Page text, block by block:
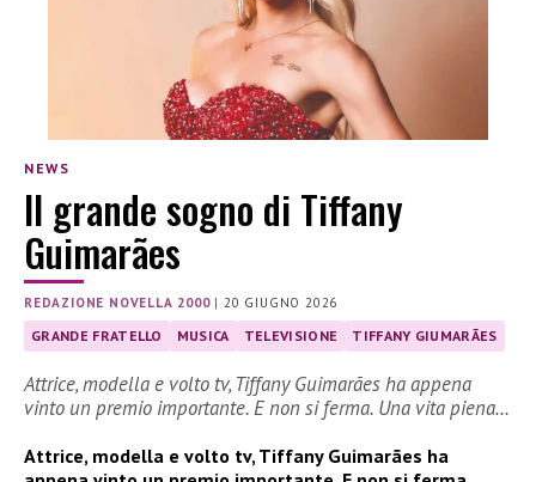
NEWS
Il grande sogno di Tiffany
Guimarães
REDAZIONE NOVELLA 2000|20 GIUGNO 2026
GRANDE FRATELLO MUSICA TELEVISIONE TIFFANY GIUMARÃES
Attrice, modella e volto tv, Tiffany Guimarães ha appena
vinto un premio importante. E non si ferma. Una vita piena…
Attrice, modella e volto tv, Tiffany Guimarães ha